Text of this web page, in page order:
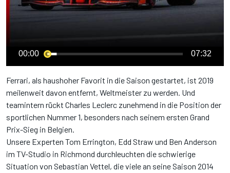
00:00 07:32
Ferrari, als haushoher Favorit in die Saison gestartet, ist 2019
meilenweit davon entfernt, Weltmeister zu werden. Und
teamintern rückt Charles Leclerc zunehmend in die Position der
sportlichen Nummer 1, besonders nach seinem ersten Grand
Prix-Sieg in Belgien.
Unsere Experten Tom Errington, Edd Straw und Ben Anderson
im TV-Studio in Richmond durchleuchten die schwierige
Situation von Sebastian Vettel, die viele an seine Saison 2014